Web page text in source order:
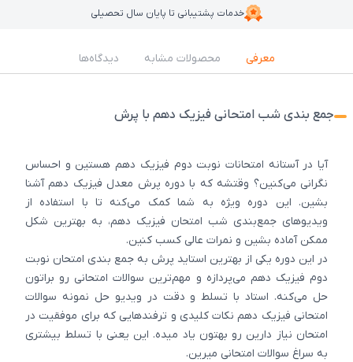
خدمات پشتیبانی تا پایان سال تحصیلی
معرفی محصولات مشابه دیدگاه‌ها
جمع بندی شب امتحانی فیزیک دهم با پرش
آیا در آستانه امتحانات نوبت دوم فیزیک دهم هستین و احساس
نگرانی می‌کنین؟ وقتشه که با دوره پرش معدل فیزیک دهم آشنا
بشین. این دوره ویژه به شما کمک می‌کنه تا با استفاده از
ویدیوهای جمع‌بندی شب امتحان فیزیک دهم، به بهترین شکل
ممکن آماده بشین و نمرات عالی کسب کنین.
در این دوره یکی از بهترین استاید پرش به جمع بندی امتحان نوبت
دوم فیزیک دهم می‌‎پردازه و مهم‌ترین سوالات امتحانی رو براتون
حل می‌کنه. استاد با تسلط و دقت در ویدیو حل نمونه سوالات
امتحانی فیزیک دهم نکات کلیدی و ترفندهایی که برای موفقیت در
امتحان نیاز دارین رو بهتون یاد میده. این یعنی با تسلط بیشتری
به سراغ سوالات امتحانی میرین.